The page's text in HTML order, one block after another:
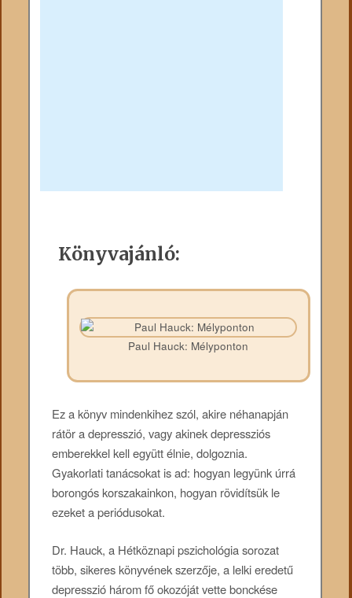
Könyvajánló:
Paul Hauck: Mélyponton
Ez a könyv­ mindenkihez szól, akire néhanapján
rátör a depresszió, vagy akinek depressziós
emberekkel kell együtt élnie, dolgoznia.
Gyakorlati tanácsokat is ad: hogyan legyünk úrrá
borongós korszakainkon, hogyan rövidítsük le
ezeket a periódusokat.
Dr. Hauck, a Hétköznapi pszichológia sorozat
több, sikeres könyv­ének szerzője, a lelki eredetű
depresszió három fő okozóját vette bonckése